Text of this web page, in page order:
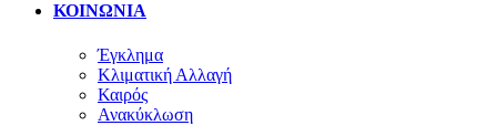
ΚΟΙΝΩΝΙΑ
Έγκλημα
Κλιματική Αλλαγή
Καιρός
Ανακύκλωση